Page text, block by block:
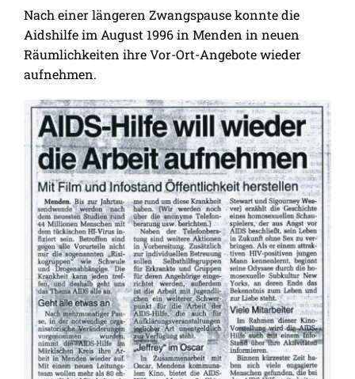
Nach einer längeren Zwangspause konnte die
Aidshilfe im August 1996 in Menden in neuen
Räumlichkeiten ihre Vor-Ort-Angebote wieder
aufnehmen.